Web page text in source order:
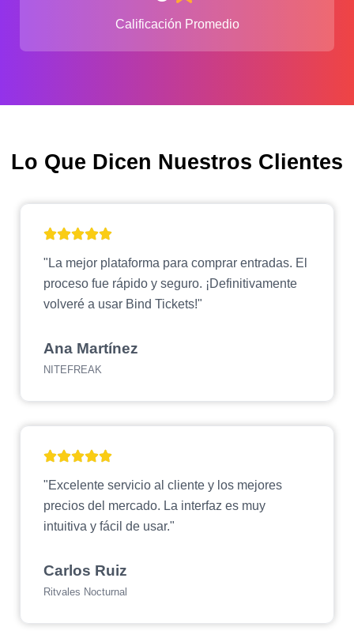
Calificación Promedio
Lo Que Dicen Nuestros Clientes
"La mejor plataforma para comprar entradas. El
proceso fue rápido y seguro. ¡Definitivamente
volveré a usar Bind Tickets!"
Ana Martínez
NITEFREAK
"Excelente servicio al cliente y los mejores
precios del mercado. La interfaz es muy
intuitiva y fácil de usar."
Carlos Ruiz
Ritvales Nocturnal